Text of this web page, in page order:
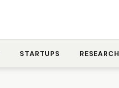
STARTUPS RESEARCH